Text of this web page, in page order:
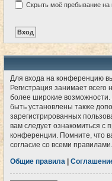
Скрыть моё пребывание на
Для входа на конференцию
Регистрация занимает всего
более широкие
быть установлены также
зарегистрированных
вам следует ознакомиться с
конференции. Помните, что
согласие со всеми правилами.
Общие правила